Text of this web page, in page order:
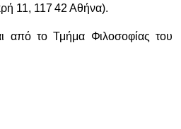
11, 117 42 Αθήνα).
από το Τμήμα Φιλοσοφίας του